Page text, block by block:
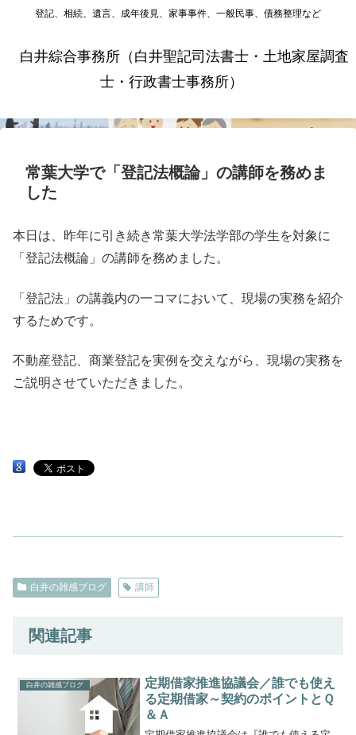
登記、相続、遺言、成年後見、家事事件、一般民事、債務整理など
白井綜合事務所（白井聖記司法書士・土地家屋調査
士・行政書士事務所）
常葉大学で「登記法概論」の講師を務めま
した
本日は、昨年に引き続き常葉大学法学部の学生を対象に
「登記法概論」の講師を務めました。
「登記法」の講義内の一コマにおいて、現場の実務を紹介
するためです。
不動産登記、商業登記を実例を交えながら、現場の実務を
ご説明させていただきました。
白井の雑感ブログ 講師
関連記事
白井の雑感ブログ
定期借家推進協議会／誰でも使え
る定期借家～契約のポイントとＱ
＆Ａ